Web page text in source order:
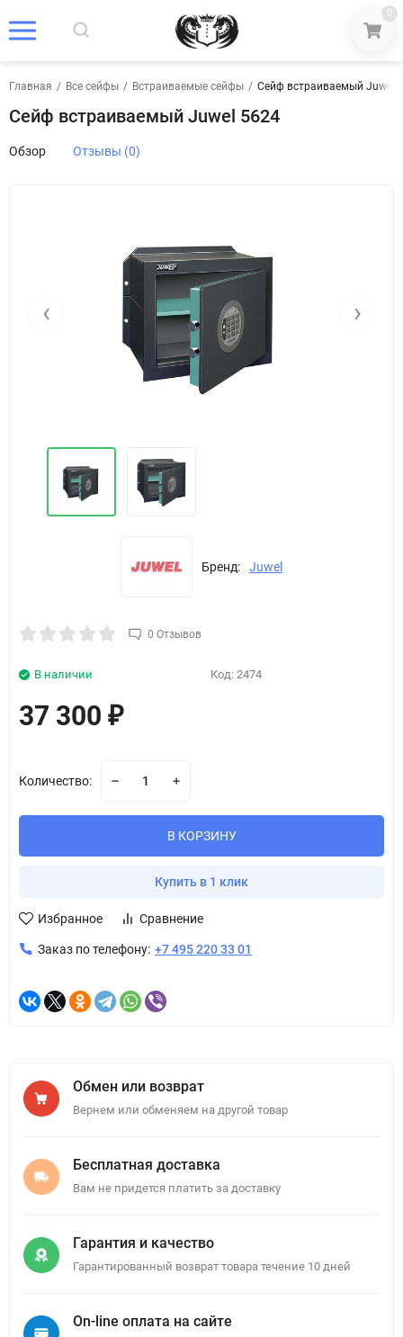
0
Главная / Все сейфы / Встраиваемые сейфы / Сейф встраиваемый Juwel
Сейф встраиваемый Juwel 5624
Обзор Отзывы (0)
‹ ›
Бренд: Juwel
0 Отзывов
В наличии Код: 2474
37 300 ₽
Количество:
В КОРЗИНУ
Купить в 1 клик
Избранное Сравнение
Заказ по телефону: +7 495 220 33 01
Обмен или возврат
Вернем или обменяем на другой товар
Бесплатная доставка
Вам не придется платить за доставку
Гарантия и качество
Гарантированный возврат товара течение 10 дней
On-line оплата на сайте